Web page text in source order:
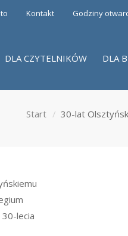
Kontakt Godziny
DLA CZYTELNIKÓW DLA
Start 30-lat
30-lecia